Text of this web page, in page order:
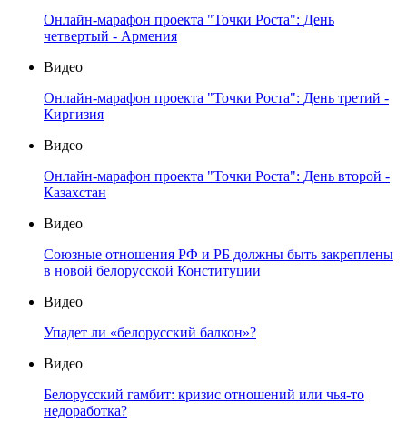
Онлайн-марафон проекта "Точки Роста": День
четвертый - Армения
Видео
Онлайн-марафон проекта "Точки Роста": День третий -
Киргизия
Видео
Онлайн-марафон проекта "Точки Роста": День второй -
Казахстан
Видео
Союзные отношения РФ и РБ должны быть закреплены
в новой белорусской Конституции
Видео
Упадет ли «белорусский балкон»?
Видео
Белорусский гамбит: кризис отношений или чья-то
недоработка?